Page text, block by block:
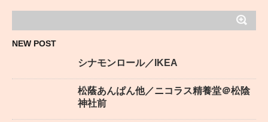
NEW POST
シナモンロール／IKEA
松蔭あんぱん他／ニコラス精養堂＠松陰
神社前